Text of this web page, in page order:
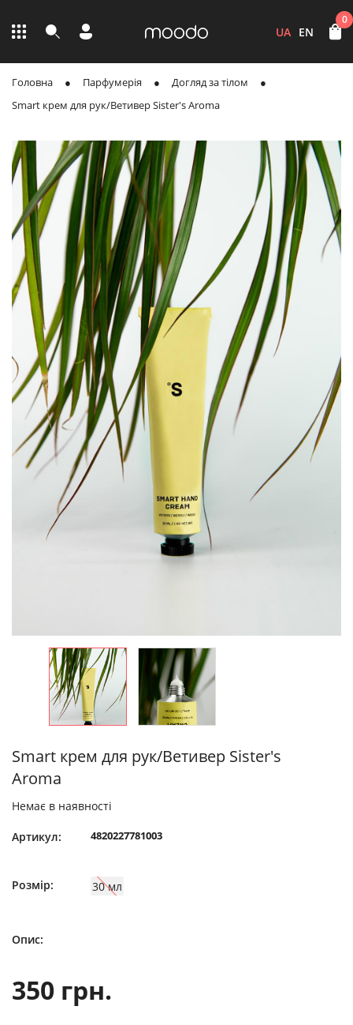
UA EN
0
Головна Парфумерія
Догляд за тілом
Smart крем для рук/Ветивер Sister's Aroma
Smart крем для рук/Ветивер Sister's
Aroma
Немає в наявності
Артикул: 4820227781003
Розмір: 30 мл
Опис:
350 грн.